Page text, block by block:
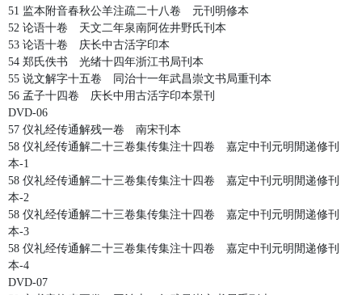
51 监本附音春秋公羊注疏二十八卷 元刊明修本
52 论语十卷 天文二年泉南阿佐井野氏刊本
53 论语十卷 庆长中古活字印本
54 郑氏佚书 光绪十四年浙江书局刊本
55 说文解字十五卷 同治十一年武昌崇文书局重刊本
56 孟子十四卷 庆长中用古活字印本景刊
DVD-06
57 仪礼经传通解残一卷 南宋刊本
58 仪礼经传通解二十三卷集传集注十四卷 嘉定中刊元明閒递修刊
本-1
58 仪礼经传通解二十三卷集传集注十四卷 嘉定中刊元明閒递修刊
本-2
58 仪礼经传通解二十三卷集传集注十四卷 嘉定中刊元明閒递修刊
本-3
58 仪礼经传通解二十三卷集传集注十四卷 嘉定中刊元明閒递修刊
本-4
DVD-07